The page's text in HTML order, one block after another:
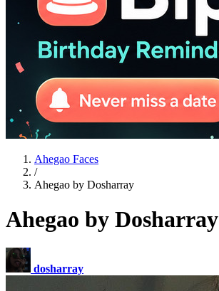
Ahegao Faces
/
Ahegao by Dosharray
Ahegao by Dosharray
dosharray